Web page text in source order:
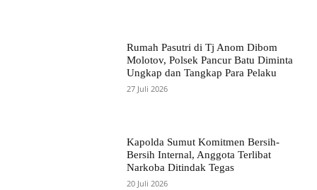
Rumah Pasutri di Tj Anom Dibom
Molotov, Polsek Pancur Batu Diminta
Ungkap dan Tangkap Para Pelaku
27 Juli 2026
Kapolda Sumut Komitmen Bersih-
Bersih Internal, Anggota Terlibat
Narkoba Ditindak Tegas
20 Juli 2026